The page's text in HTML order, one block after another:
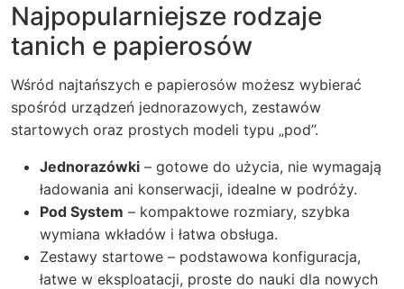
Najpopularniejsze rodzaje
tanich e papierosów
Wśród najtańszych e papierosów możesz wybierać
spośród urządzeń jednorazowych, zestawów
startowych oraz prostych modeli typu „pod”.
Jednorazówki – gotowe do użycia, nie wymagają
ładowania ani konserwacji, idealne w podróży.
Pod System – kompaktowe rozmiary, szybka
wymiana wkładów i łatwa obsługa.
Zestawy startowe – podstawowa konfiguracja,
łatwe w eksploatacji, proste do nauki dla nowych